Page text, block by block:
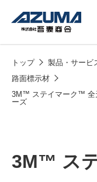
トップ 製品・サービ
路面標示材
3M™ ステイマーク™ 全
ーズ
3M™ ス